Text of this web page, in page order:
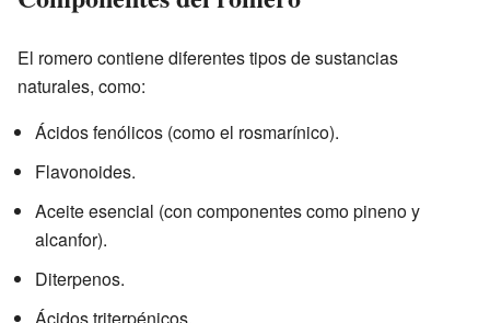
El romero contiene diferentes tipos de sustancias
naturales, como:
Ácidos fenólicos (como el rosmarínico).
Flavonoides.
Aceite esencial (con componentes como pineno y
alcanfor).
Diterpenos.